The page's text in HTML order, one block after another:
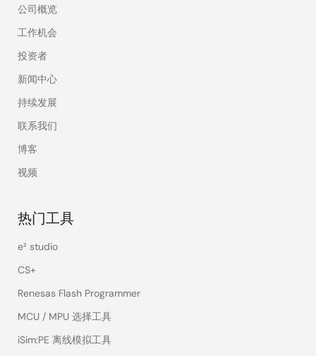
公司概览
工作机会
投资者
新闻中心
持续发展
联系我们
博客
视频
热门工具
e² studio
CS+
Renesas Flash Programmer
MCU / MPU 选择工具
iSim:PE 离线模拟工具